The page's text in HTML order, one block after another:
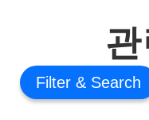
Filter